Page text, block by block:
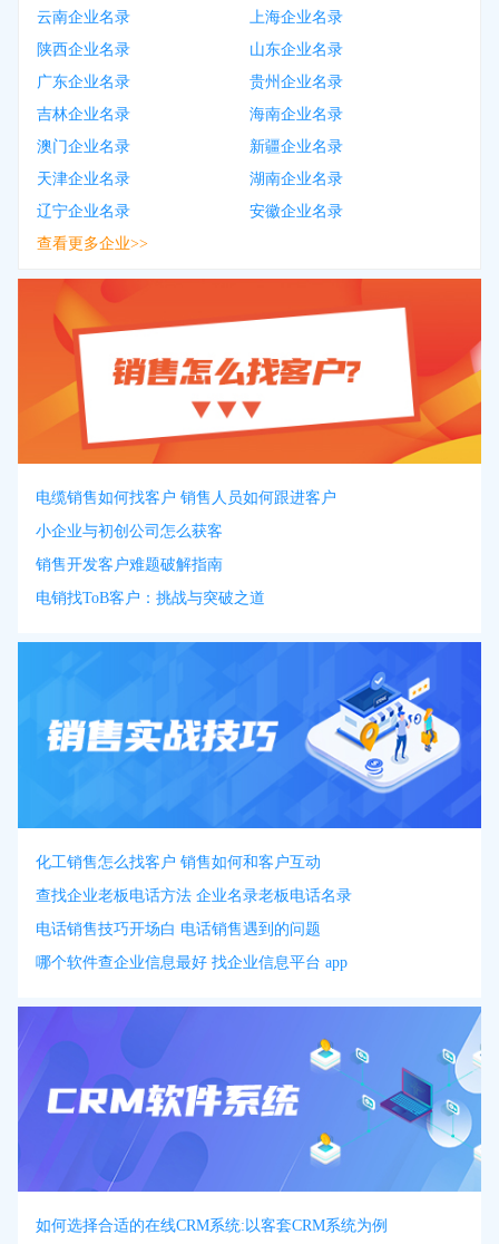
云南企业名录
上海企业名录
陕西企业名录
山东企业名录
广东企业名录
贵州企业名录
吉林企业名录
海南企业名录
澳门企业名录
新疆企业名录
天津企业名录
湖南企业名录
辽宁企业名录
安徽企业名录
查看更多企业>>
电缆销售如何找客户 销售人员如何跟进客户
小企业与初创公司怎么获客
销售开发客户难题破解指南
电销找ToB客户：挑战与突破之道
化工销售怎么找客户 销售如何和客户互动
查找企业老板电话方法 企业名录老板电话名录
电话销售技巧开场白 电话销售遇到的问题
哪个软件查企业信息最好 找企业信息平台 app
如何选择合适的在线CRM系统:以客套CRM系统为例